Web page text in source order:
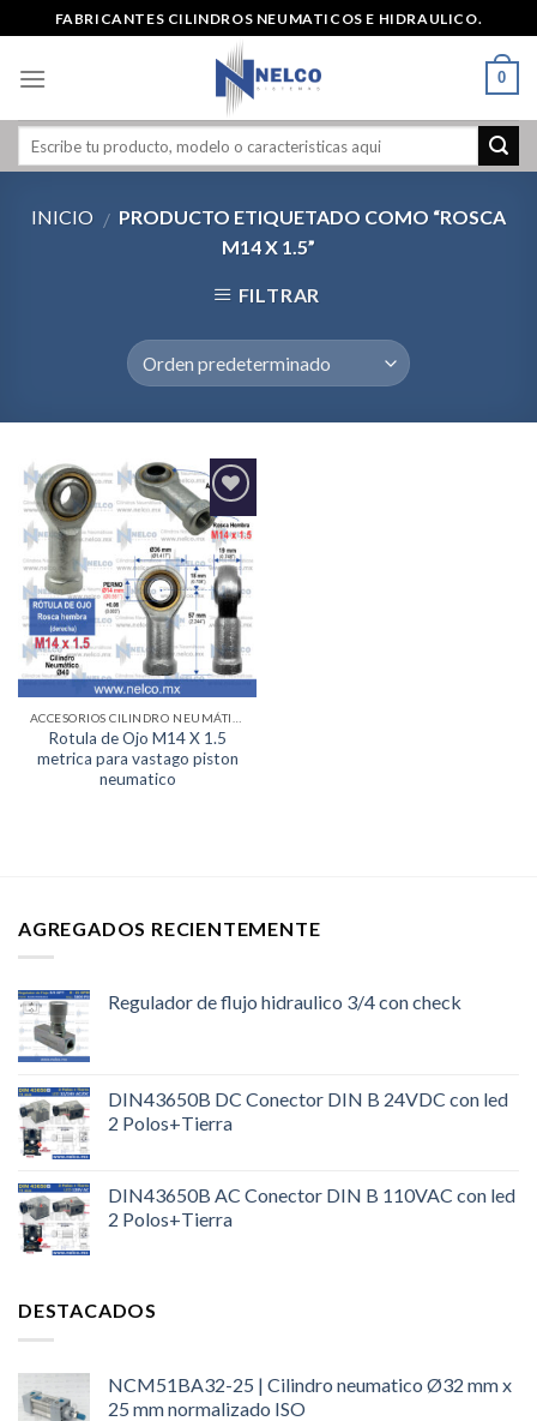
content
FABRICANTES CILINDROS NEUMATICOS E HIDRAULICO.
0
INICIO / PRODUCTO ETIQUETADO COMO “ROSCA
M14 X 1.5”
FILTRAR
Agregar
a la
Lista de
deseos
Rotula de Ojo M14 X 1.5
metrica para vastago piston
neumatico
AGREGADOS RECIENTEMENTE
Regulador de flujo hidraulico 3/4 con check
DIN43650B DC Conector DIN B 24VDC con led
2 Polos+Tierra
DIN43650B AC Conector DIN B 110VAC con led
2 Polos+Tierra
DESTACADOS
NCM51BA32-25 | Cilindro neumatico Ø32 mm x
25 mm normalizado ISO